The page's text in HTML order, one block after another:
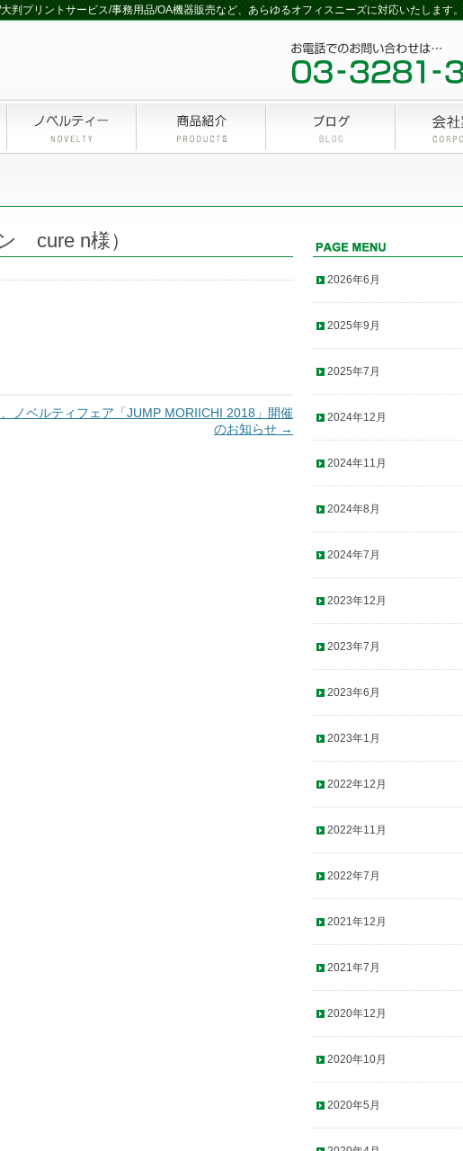
プリントサービス/事務用品/OA機器販売など、あらゆるオフィスニーズに対応いたします。
cure n様）
ノベルティフェア「JUMP MORIICHI 2018」開催
のお知らせ →
2026年6月
2025年9月
2025年7月
2024年12月
2024年11月
2024年8月
2024年7月
2023年12月
2023年7月
2023年6月
2023年1月
2022年12月
2022年11月
2022年7月
2021年12月
2021年7月
2020年12月
2020年10月
2020年5月